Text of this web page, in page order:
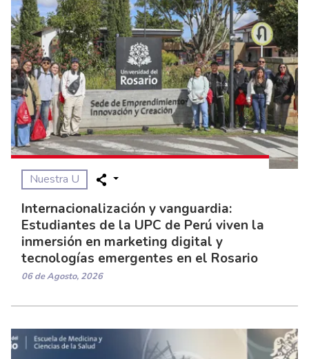
Nuestra U
Internacionalización y vanguardia:
Estudiantes de la UPC de Perú viven la
inmersión en marketing digital y
tecnologías emergentes en el Rosario
06 de Agosto, 2026